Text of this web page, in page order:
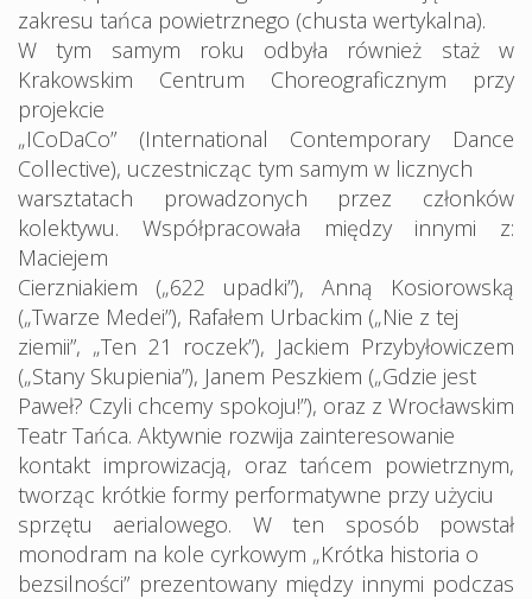
zakresu tańca powietrznego (chusta wertykalna).
W tym samym roku odbyła również staż w
Krakowskim Centrum Choreograficznym przy
projekcie
„ICoDaCo” (International Contemporary Dance
Collective), uczestnicząc tym samym w licznych
warsztatach prowadzonych przez członków
kolektywu. Współpracowała między innymi z:
Maciejem
Cierzniakiem („622 upadki”), Anną Kosiorowską
(„Twarze Medei”), Rafałem Urbackim („Nie z tej
ziemii”, „Ten 21 roczek”), Jackiem Przybyłowiczem
(„Stany Skupienia”), Janem Peszkiem („Gdzie jest
Paweł? Czyli chcemy spokoju!”), oraz z Wrocławskim
Teatr Tańca. Aktywnie rozwija zainteresowanie
kontakt improwizacją, oraz tańcem powietrznym,
tworząc krótkie formy performatywne przy użyciu
sprzętu aerialowego. W ten sposób powstał
monodram na kole cyrkowym „Krótka historia o
bezsilności” prezentowany między innymi podczas